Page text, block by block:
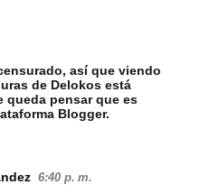
así que viendo
de Delokos está
queda pensar que es
Blogger.
6:40 p. m.